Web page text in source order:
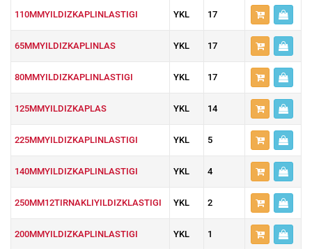
110MMYILDIZKAPLINLASTIGI YKL 17
65MMYILDIZKAPLINLAS YKL 17
80MMYILDIZKAPLINLASTIGI YKL 17
125MMYILDIZKAPLAS YKL 14
225MMYILDIZKAPLINLASTIGI YKL 5
140MMYILDIZKAPLINLASTIGI YKL 4
250MM12TIRNAKLIYILDIZKLASTIGI YKL 2
200MMYILDIZKAPLINLASTIGI YKL 1